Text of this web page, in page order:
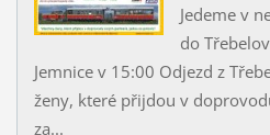
Jedeme v
do
Jemnice v 15:00 Odjezd z
ženy, které přijdou v
za...